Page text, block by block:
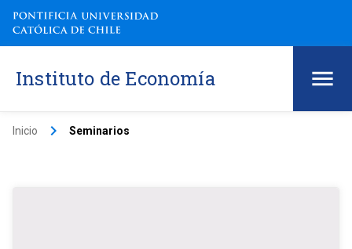
Instituto de Economía
Inicio keyboard_arrow_right Seminarios